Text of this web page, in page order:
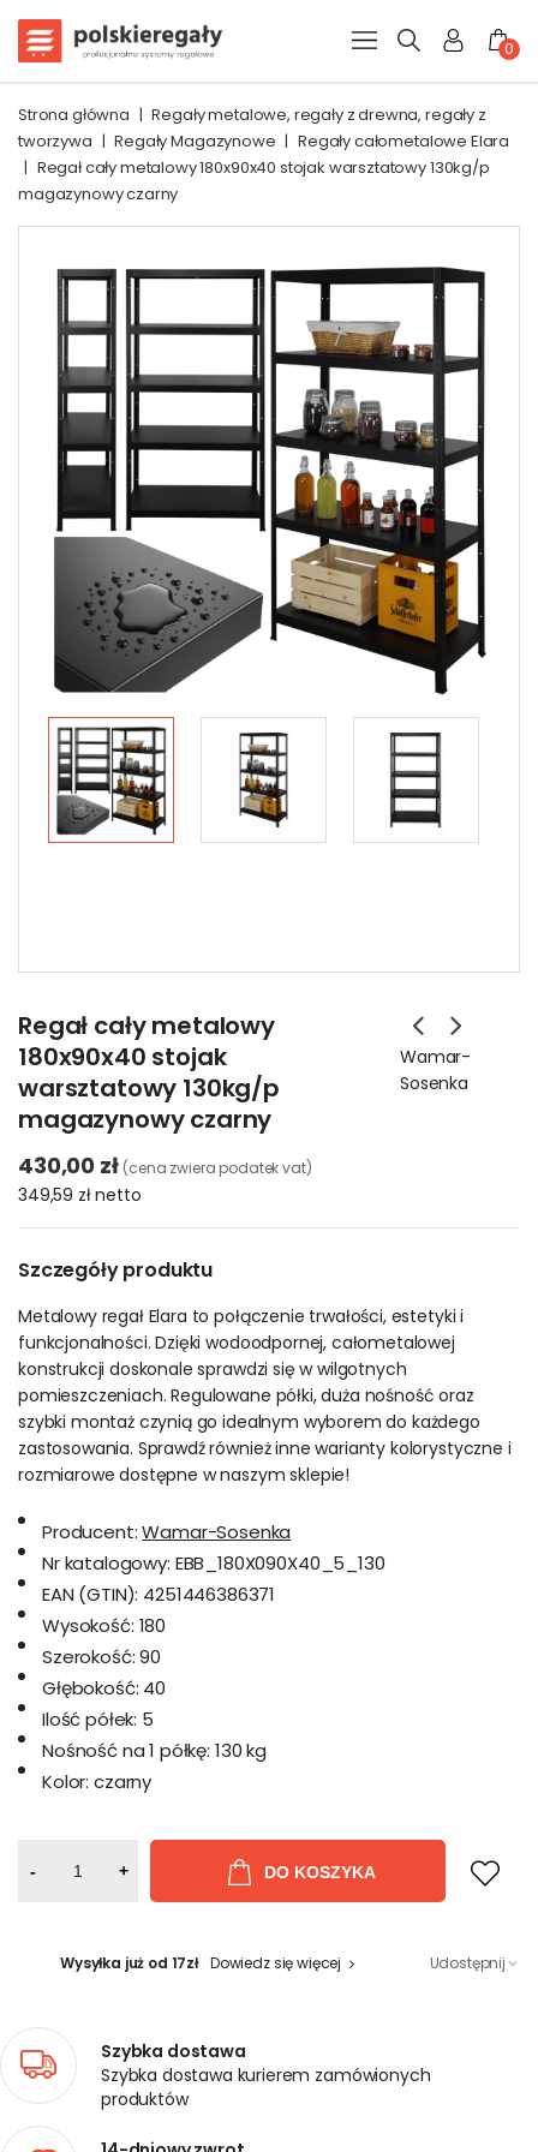
0
Strona główna | Regały metalowe, regały z drewna, regały z
tworzywa | Regały Magazynowe | Regały całometalowe Elara
| Regał cały metalowy 180x90x40 stojak warsztatowy 130kg/p
magazynowy czarny
Regał cały metalowy
180x90x40 stojak
warsztatowy 130kg/p
magazynowy czarny
Wamar-
Sosenka
430,00 zł (cena zwiera podatek vat)
349,59 złnetto
Szczegóły produktu
Metalowy regał Elara to połączenie trwałości, estetyki i
funkcjonalności. Dzięki wodoodpornej, całometalowej
konstrukcji doskonale sprawdzi się w wilgotnych
pomieszczeniach. Regulowane półki, duża nośność oraz
szybki montaż czynią go idealnym wyborem do każdego
zastosowania. Sprawdź również inne warianty kolorystyczne i
rozmiarowe dostępne w naszym sklepie!
Producent: Wamar-Sosenka
Nr katalogowy: EBB_180X090X40_5_130
EAN (GTIN): 4251446386371
Wysokość: 180
Szerokość: 90
Głębokość: 40
Ilość półek: 5
Nośność na 1 półkę: 130 kg
Kolor: czarny
- + DO KOSZYKA
Wysyłka już od 17zł Dowiedz się więcej Udostępnij
Szybka dostawa
Szybka dostawa kurierem zamówionych
produktów